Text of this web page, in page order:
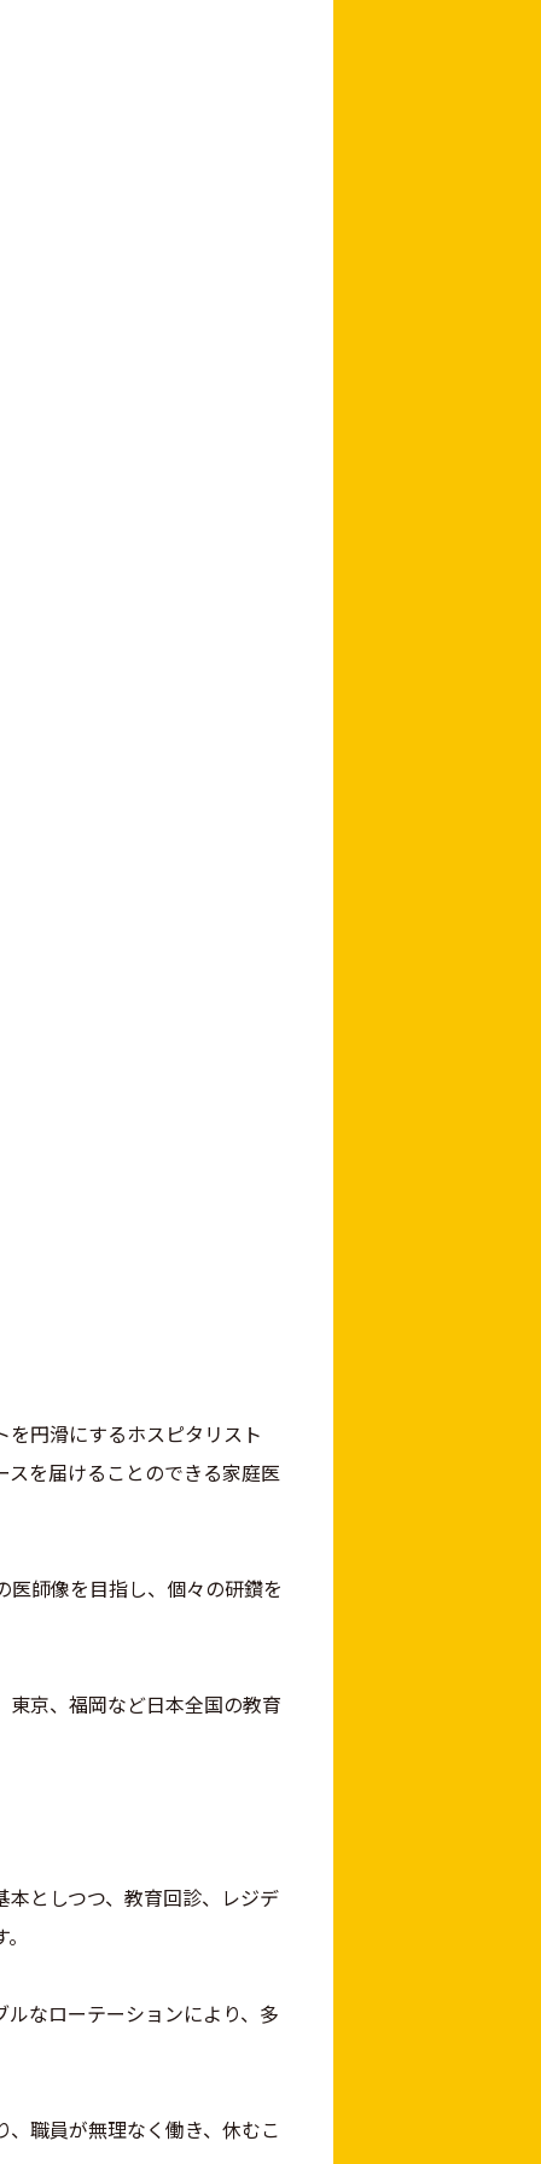
円滑にするホスピタリスト
を届けることのできる家庭医
師像を目指し、個々の研鑽を
京、福岡など日本全国の教育
としつつ、教育回診、レジデ
なローテーションにより、多
職員が無理なく働き、休むこ